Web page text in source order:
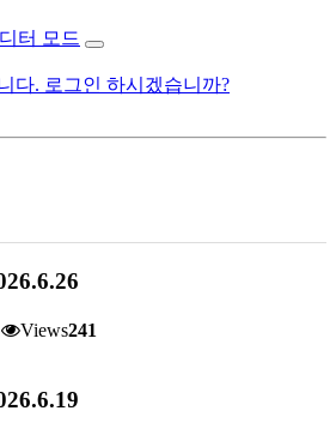
터 모드
다. 로그인 하시겠습니까?
Views241